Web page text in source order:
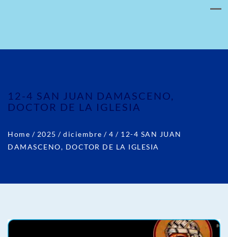
12-4 SAN JUAN DAMASCENO,
DOCTOR DE LA IGLESIA
Home / 2025 / diciembre / 4 / 12-4 SAN JUAN
DAMASCENO, DOCTOR DE LA IGLESIA